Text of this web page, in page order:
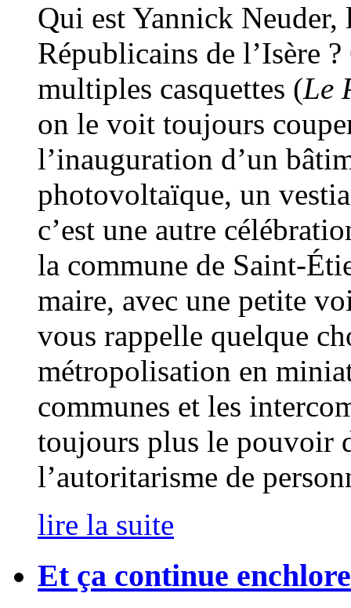
Qui est Yannick Neuder,
Républicains de l’Isère
multiples casquettes (Le
on le voit toujours
l’inauguration d’un
photovoltaïque, un
c’est une autre
la commune de Saint-
maire, avec une petite
vous rappelle quelque
métropolisation en
communes et les
toujours plus le pouvoir
l’autoritarisme de
lire la suite
Et ça continue